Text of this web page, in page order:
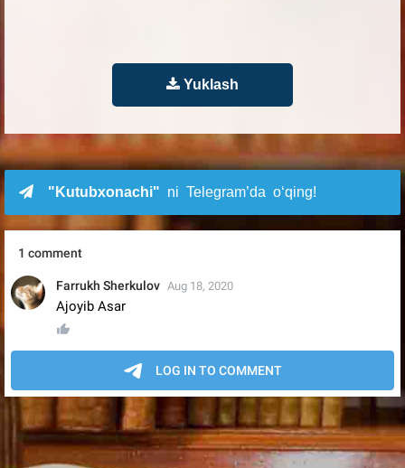
Yuklash
"Kutubxonachi" ni Telegram’da o‘qing!